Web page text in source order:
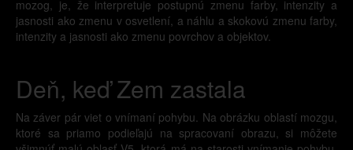
mozog, je, že interpretuje postupnú zmenu farby, intenzity a
jasnosti ako zmenu v osvetlení, a náhlu a skokovú zmenu farby,
intenzity a jasnosti ako zmenu povrchov a objektov.
Deň, keď Zem zastala
Na záver pár viet o vnímaní pohybu. Na obrázku oblastí mozgu,
ktoré sa priamo podieľajú na spracovaní obrazu, si môžete